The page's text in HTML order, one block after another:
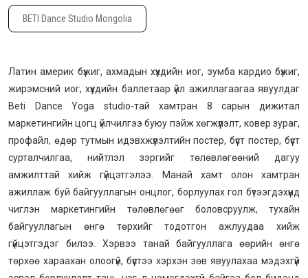
BETI Dance Studio Mongolia
Латин америк бүжиг, ахмадын хүүхдийн иог, зумба кардио бүжиг,
жирэмсний иог, хүүхдийн баллетаар үйл ажиллагаагаа явуулдаг
Beti Dance Yoga studio-тай хамтран 8 сарын дижитал
маркетингийн цогц үйлчилгээ буюу пэйж хөгжүүлэлт, ковер зураг,
профайл, өдөр тутмын идэвхжүүлэлтийн постер, бүүст постер, бүүст
сурталчилгаа, нийтлэл зэргийг төлөвлөгөөний дагуу
амжилттай хийж гүйцэтгэлээ. Манай хамт олон хамтран
ажиллаж буй байгууллагын онцлог, борлуулах гол бүтээгдэхүүнд
чиглэн маркетингийн төлөвлөгөөг боловсруулж, тухайн
байгууллагын өнгө төрхийг тодотгон ажлуудаа хийж
гүйцэтгэдэг билээ. Хэрвээ танай байгууллага өөрийн өнгө
төрхөө хараахан олоогүй, бүүстээ хэрхэн зөв явуулахаа мэдэхгүй